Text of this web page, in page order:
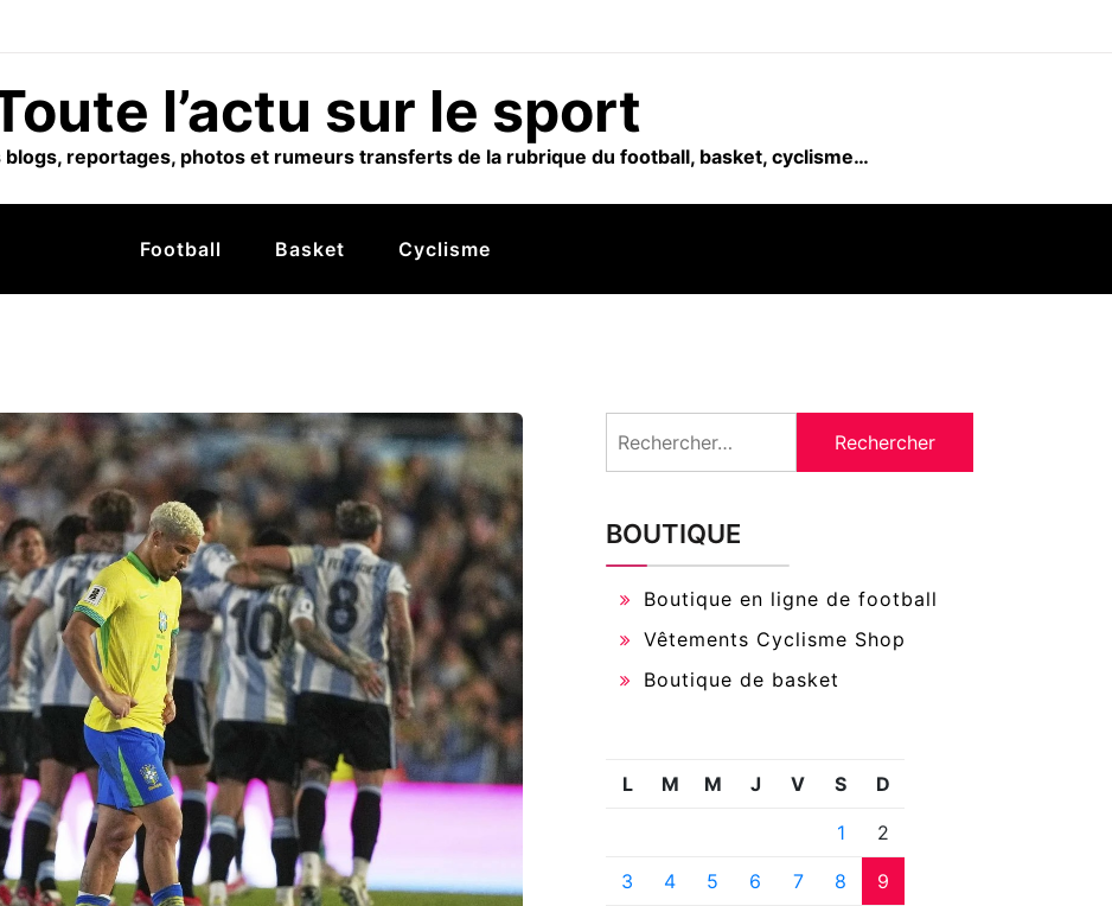
l’actu sur le sport
blogs, reportages, photos et rumeurs transferts de la rubrique du football, basket, cyclisme…
Football Basket Cyclisme
BOUTIQUE
Boutique en ligne de football
Vêtements Cyclisme Shop
Boutique de basket
L M M J V S D
1 2
3 4 5 6 7 8 9